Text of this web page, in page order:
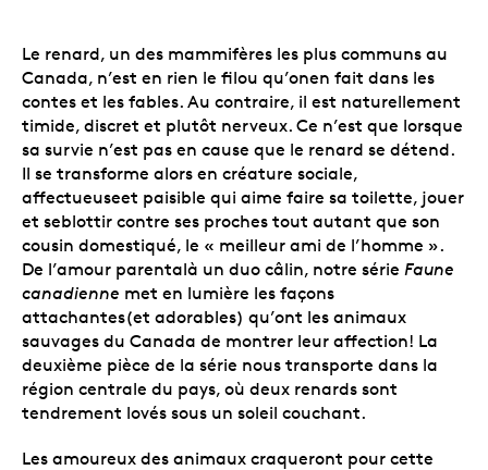
Le renard, un des mammifères les plus communs au
Canada, n’est en rien le filou qu’onen fait dans les
contes et les fables. Au contraire, il est naturellement
timide, discret et plutôt nerveux. Ce n’est que lorsque
sa survie n’est pas en cause que le renard se détend.
Il se transforme alors en créature sociale,
affectueuseet paisible qui aime faire sa toilette, jouer
et seblottir contre ses proches tout autant que son
cousin domestiqué, le « meilleur ami de l’homme ».
De l’amour parentalà un duo câlin, notre série Faune
canadienne met en lumière les façons
attachantes(et adorables) qu’ont les animaux
sauvages du Canada de montrer leur affection! La
deuxième pièce de la série nous transporte dans la
région centrale du pays, où deux renards sont
tendrement lovés sous un soleil couchant.
Les amoureux des animaux craqueront pour cette